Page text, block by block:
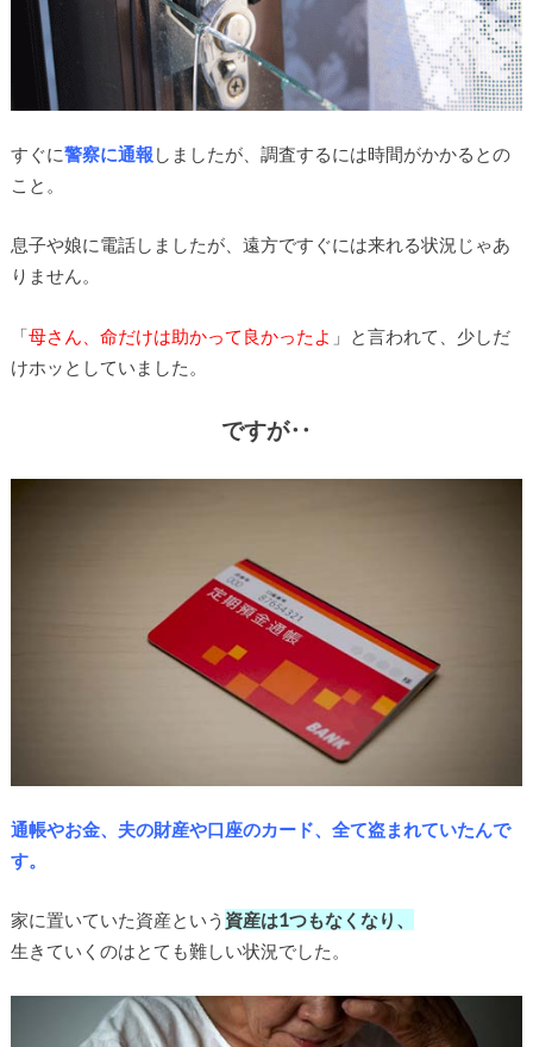
すぐに警察に通報 しましたが、調査するには時間がかかるとの
こと。
息子や娘に電話しましたが、遠方ですぐには来れる状況じゃあ
りません。
「母さん、命だけは助かって良かったよ 」と言われて、少しだ
けホッとしていました。
ですが‥
通帳やお金、夫の財産や口座のカード、全て盗まれていたんで
す。
家に置いていた資産という 資産は1つもなくなり、
生きていくのはとても難しい状況でした。